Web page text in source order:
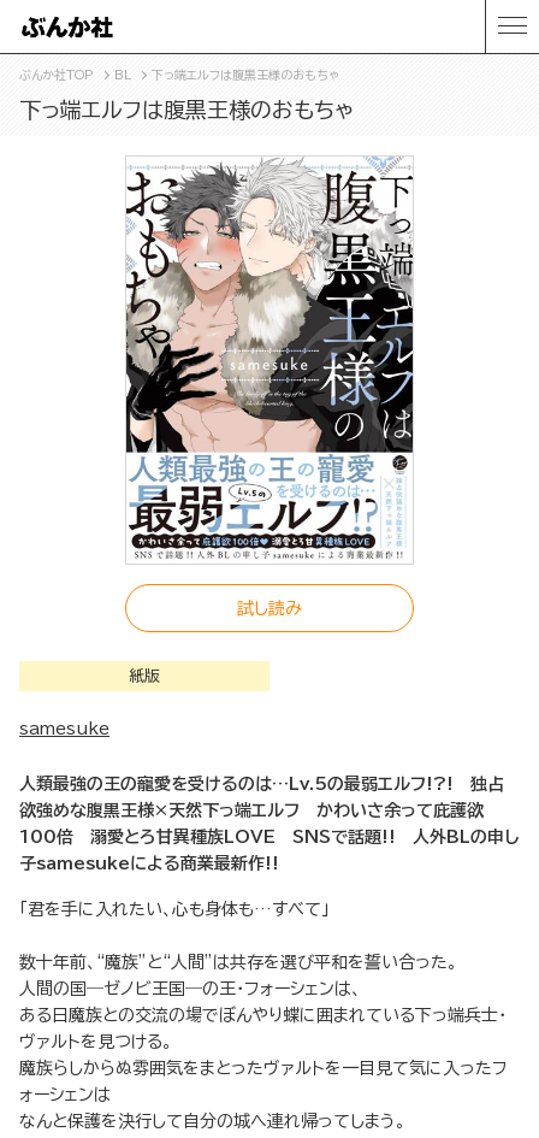
ぶんか社TOP BL 下っ端エルフは腹黒王様のおもちゃ
下っ端エルフは腹黒王様のおもちゃ
試し読み
紙版
samesuke
人類最強の王の寵愛を受けるのは…Lv.5の最弱エルフ!?! 独占
欲強めな腹黒王様×天然下っ端エルフ かわいさ余って庇護欲
100倍 溺愛とろ甘異種族LOVE SNSで話題!! 人外BLの申し
子samesukeによる商業最新作!!
「君を手に入れたい、心も身体も…すべて」
数十年前、“魔族”と“人間”は共存を選び平和を誓い合った。
人間の国―ゼノビ王国―の王・フォーシェンは、
ある日魔族との交流の場でぼんやり蝶に囲まれている下っ端兵士・
ヴァルトを見つける。
魔族らしからぬ雰囲気をまとったヴァルトを一目見て気に入ったフ
ォーシェンは
なんと保護を決行して自分の城へ連れ帰ってしまう。